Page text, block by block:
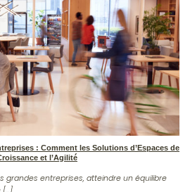
: Comment les Solutions d’Espaces de
et l’Agilité
grandes entreprises, atteindre un équilibre